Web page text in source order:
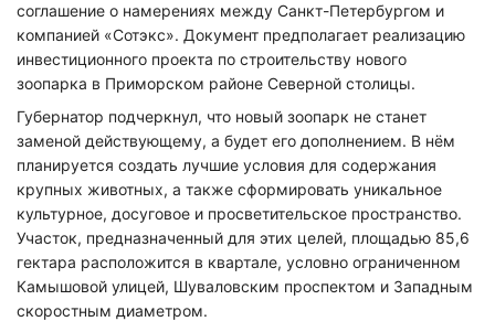
соглашение о намерениях между Санкт-Петербургом и
компанией «Сотэкс». Документ предполагает реализацию
инвестиционного проекта по строительству нового
зоопарка в Приморском районе Северной столицы.
Губернатор подчеркнул, что новый зоопарк не станет
заменой действующему, а будет его дополнением. В нём
планируется создать лучшие условия для содержания
крупных животных, а также сформировать уникальное
культурное, досуговое и просветительское пространство.
Участок, предназначенный для этих целей, площадью 85,6
гектара расположится в квартале, условно ограниченном
Камышовой улицей, Шуваловским проспектом и Западным
скоростным диаметром.